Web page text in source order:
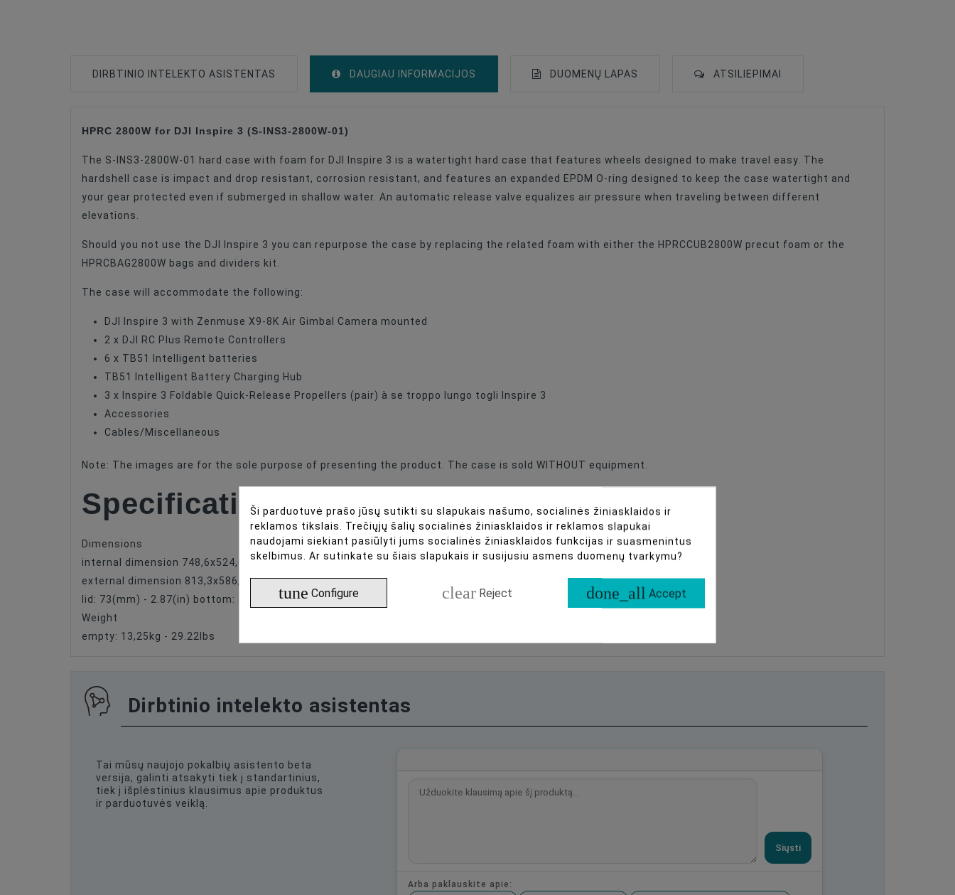
DIRBTINIO INTELEKTO ASISTENTAS DAUGIAU INFORMACIJOS DUOMENŲ LAPAS ATSILIEPIMAI
Type Of Product
Type Of Product Drone Accessories
Type Of Product Drones
Compatible DJI FPV
HPRC 2800W for DJI Inspire 3 (S-INS3-2800W-01)
The S-INS3-2800W-01 hard case with foam for DJI Inspire 3 is a watertight hard case that features wheels designed to make travel easy. The
hardshell case is impact and drop resistant, corrosion resistant, and features an expanded EPDM O-ring designed to keep the case watertight and
your gear protected even if submerged in shallow water. An automatic release valve equalizes air pressure when traveling between different
elevations.
Should you not use the DJI Inspire 3 you can repurpose the case by replacing the related foam with either the HPRCCUB2800W precut foam or the
HPRCBAG2800W bags and dividers kit.
The case will accommodate the following:
DJI Inspire 3 with Zenmuse X9-8K Air Gimbal Camera mounted
2 x DJI RC Plus Remote Controllers
6 x TB51 Intelligent batteries
TB51 Intelligent Battery Charging Hub
3 x Inspire 3 Foldable Quick-Release Propellers (pair) à se troppo lungo togli Inspire 3
Accessories
Cables/Miscellaneous
Note: The images are for the sole purpose of presenting the product. The case is sold WITHOUT equipment.
Specifications
Dimensions
internal dimension 748,6x524,6x454,6(mm) - 29.47x20.65x17.9(in)
external dimension 813,3x586,5x480,5(mm) - 32.02x23.09x18.92(in)
lid: 73(mm) - 2.87(in) bottom: 382(mm) - 15.03(in)
Weight
empty: 13,25kg - 29.22lbs
Dirbtinio intelekto asistentas
Tai mūsų naujojo pokalbių asistento beta
versija, galinti atsakyti tiek į standartinius,
tiek į išplėstinius klausimus apie produktus
ir parduotuvės veiklą.
Siųsti
Arba paklauskite apie:
Ši parduotuvė prašo jūsų sutikti su slapukais našumo, socialinės žiniasklaidos ir
reklamos tikslais. Trečiųjų šalių socialinės žiniasklaidos ir reklamos slapukai
naudojami siekiant pasiūlyti jums socialinės žiniasklaidos funkcijas ir suasmenintus
skelbimus. Ar sutinkate su šiais slapukais ir susijusiu asmens duomenų tvarkymu?
tune Configure clear Reject done_all Accept